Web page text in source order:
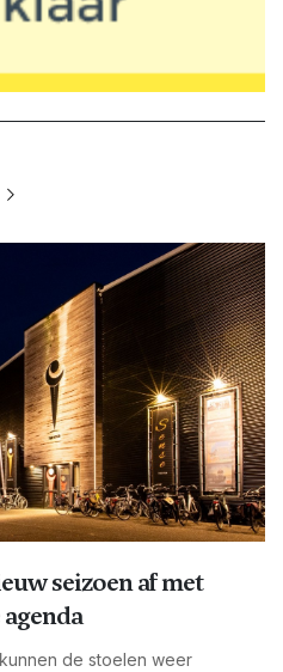
seizoen af met
de stoelen weer